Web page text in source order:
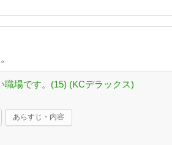
職場です。(15) (KCデラックス)
あらすじ・内容